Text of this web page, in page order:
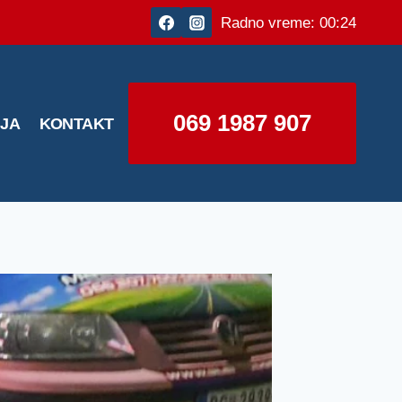
Radno vreme: 00:24
KONTAKT 069 1987 907